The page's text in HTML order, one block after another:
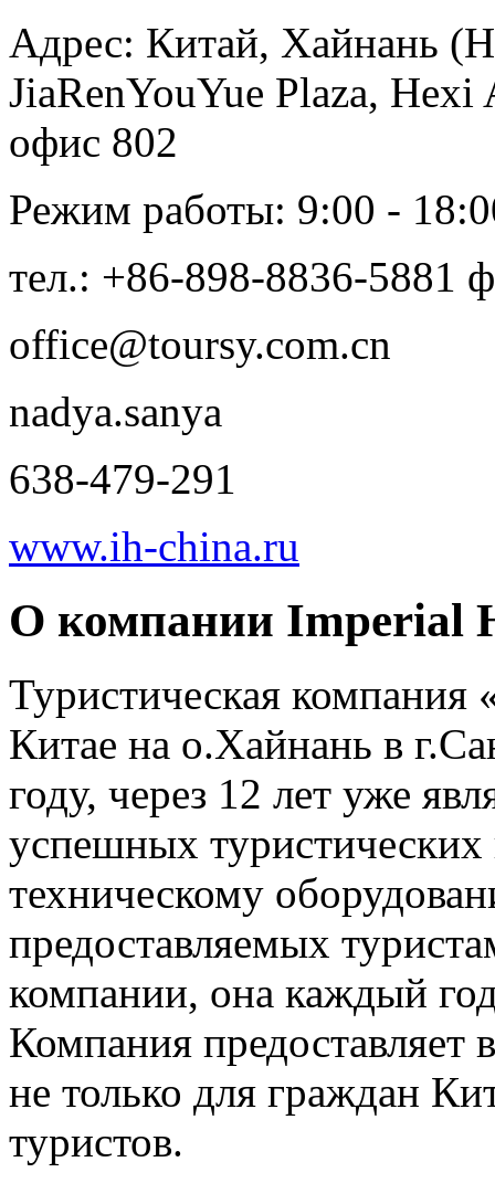
Адрес: Китай, Хайнань
JiaRenYouYue Plaza,
офис 802
Режим работы: 9:00 -
тел.: +86-898-8836-5881
office@toursy.com.cn
nadya.sanya
638-479-291
www.ih-china.ru
О компании Imperial
Туристическая
Китае на о.Хайнань в
году, через 12 лет уже
успешных
техническому
предоставляемых
компании, она каждый
Компания предоставляет
не только для граждан
туристов.